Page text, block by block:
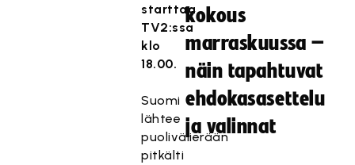
starttaa
TV2:ssa
klo
18.00.
Suomi
lähtee
puolivälierään
pitkälti
kokous
marraskuussa –
näin tapahtuvat
ehdokasasettelu
ja valinnat